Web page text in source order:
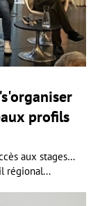
profils
aux stages…
régional...